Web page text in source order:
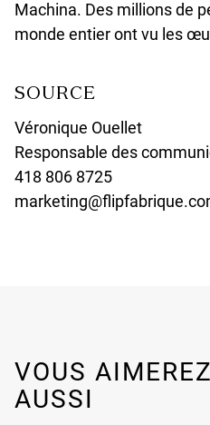
Machina. Des millions de
monde entier ont vu les
SOURCE
Véronique Ouellet
Responsable des
418 806 8725
VOUS
AUSSI